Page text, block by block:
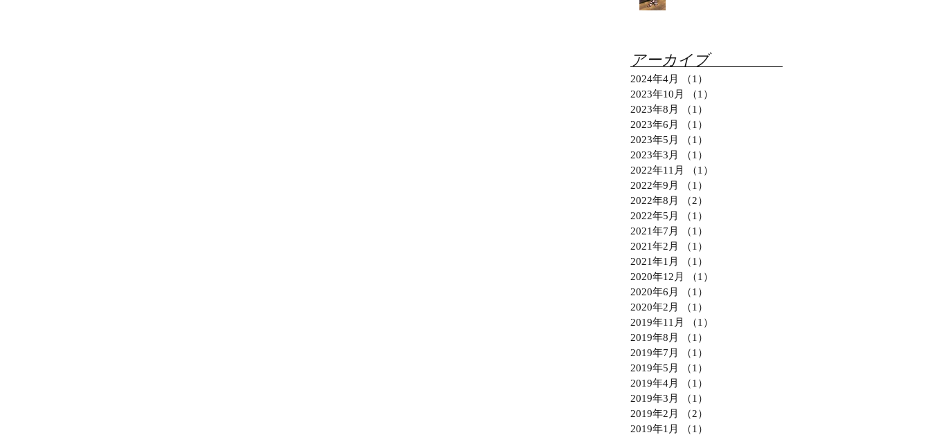
アーカイブ
2024年4月 （1）
2023年10月
（1）
2023年8月
（1）
2023年6月
（1）
2023年5月
（1）
2023年3月
（1）
2022年11月
（1）
2022年9月
（1）
2022年8月
（2）
2022年5月
（1）
2021年7月
（1）
2021年2月
（1）
2021年1月
（1）
2020年12月
（1）
2020年6月
（1）
2020年2月
（1）
2019年11月
（1）
2019年8月
（1）
2019年7月
（1）
2019年5月
（1）
2019年4月
（1）
2019年3月
（1）
2019年2月
（2）
2019年1月
（1）